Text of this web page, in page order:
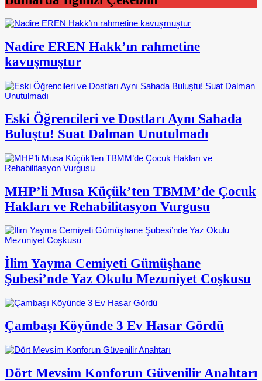
Nadire EREN Hakk’ın rahmetine
kavuşmuştur
Eski Öğrencileri ve Dostları Aynı Sahada
Buluştu! Suat Dalman Unutulmadı
MHP’li Musa Küçük’ten TBMM’de Çocuk
Hakları ve Rehabilitasyon Vurgusu
İlim Yayma Cemiyeti Gümüşhane
Şubesi’nde Yaz Okulu Mezuniyet Coşkusu
Çambaşı Köyünde 3 Ev Hasar Gördü
Dört Mevsim Konforun Güvenilir Anahtarı